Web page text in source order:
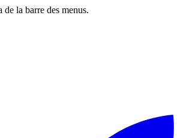
la barre des menus.